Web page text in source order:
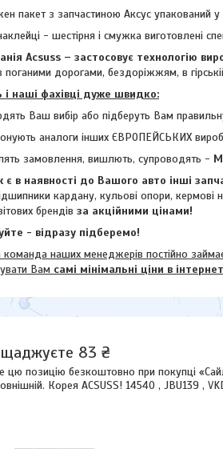
пакет з запчастиною Аксус упакований
- шестірня і смужка виготовлені
Acsuss – застосовує технологію
поганими дорогами, бездоріжжям, в гірській
і наші фахівці дуже швидко:
Ваш вибір або підберуть Вам
аналоги інших ЄВРОПЕЙСЬКИХ
замовлення, вишлють, супроводять -
в наявності до Вашого авто інші
кардану, кульові опори, кермові
брендів за акційними цінами!
- відразу підберемо!
наших менеджерів постійно
Вам самі мінімальні ціни в
83 ₴
цю позицію безкоштовно при покупці
Корея ACSUSS! 14540 , JBU139 ,